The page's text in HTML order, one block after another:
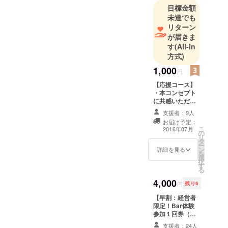
で4つの事業
立ち上げに
関わる。
2015年11
月、株式会
社経営参謀
を設立し、
代表取締役
に就任。
経営者コ
ミュニティ
「参謀」を
立ち上げ、
になるべく
精力的に活
動する。
目標金額
未達でも
リターン
が届きま
す(All-in
方式)
1,000円
【応援コース】
・本コンセプト
に共感いただい
た方であれば、
どなたでもご支
援いただけます
・応援いただい
た方の社名、業
種、お役職、氏
支援者：9人
お届け予定：
2016年07月
詳細を見る
こ
の
リ
タ
ー
ン
を
選
択
す
る
4,000円 残り6
【早割：経営者
限定！Bar体験
参加１回券（飲
み放題・おつま
支援者：24人